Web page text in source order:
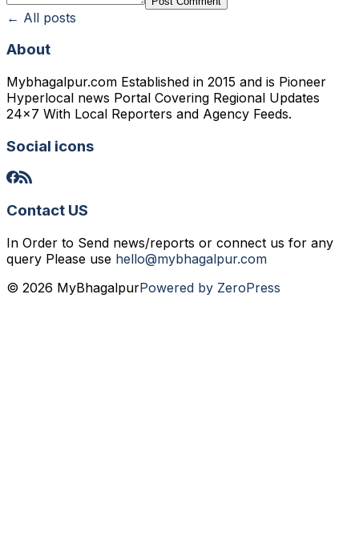
← All posts
About
Mybhagalpur.com Established in 2015 and is Pioneer
Hyperlocal news Portal Covering Regional Updates
24x7 With Local Reporters and Agency Feeds.
Social icons
Contact US
In Order to Send news/reports or connect us for any
query Please use hello@mybhagalpur.com
© 2026 MyBhagalpurPowered by ZeroPress